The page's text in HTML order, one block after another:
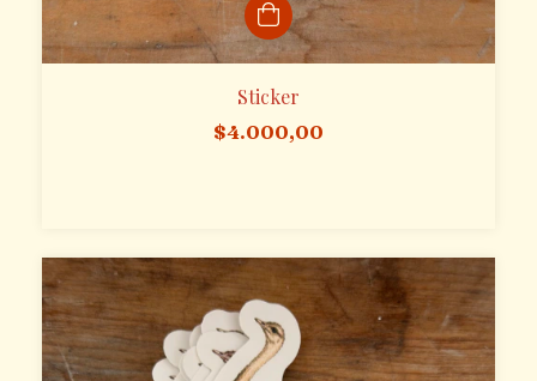
Sticker
$4.000,00